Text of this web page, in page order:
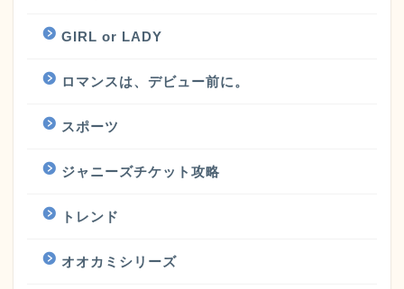
GIRL or LADY
ロマンスは、デビュー前に。
スポーツ
ジャニーズチケット攻略
トレンド
オオカミシリーズ